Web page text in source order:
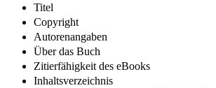
Titel
Copyright
Autorenangaben
Über das Buch
Zitierfähigkeit des eBooks
Inhaltsverzeichnis